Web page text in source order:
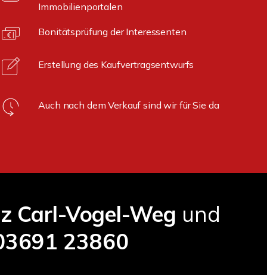
Immobilienportalen
Bonitätsprüfung der Interessenten
Erstellung des Kaufvertragsentwurfs
Auch nach dem Verkauf sind wir für Sie da
Carl-Vogel-Weg und
23860